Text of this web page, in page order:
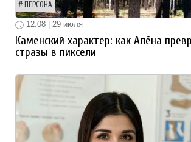
ПЕРСОНА
12:08 | 29 июля
Каменский характер: как Алёна
стразы в пиксели